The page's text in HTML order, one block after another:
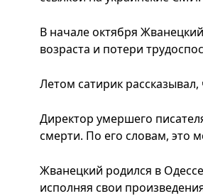
В начале октября
возраста и потери
Летом сатирик
Директор умершего
смерти. По его словам, это
Жванецкий родился в
исполняя свои